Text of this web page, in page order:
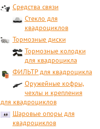
Средства связи
Стекло для
квадроциклов
Тормозные диски
Тормозные колодки
для квадроцикла
ФИЛЬТР для квадроцикла
Оружейные кофры,
чехлы и крепления
для квадроциклов
Шаровые опоры для
квадроциклов